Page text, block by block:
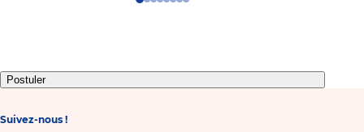
GoGoGoGoGoGo
GoGo
Postuler
Suivez-nous !